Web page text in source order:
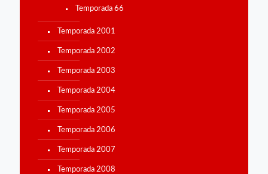
Temporada 66
Temporada 2001
Temporada 2002
Temporada 2003
Temporada 2004
Temporada 2005
Temporada 2006
Temporada 2007
Temporada 2008